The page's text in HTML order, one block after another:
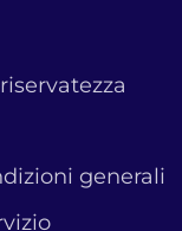
generali